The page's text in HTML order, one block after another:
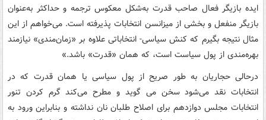
ایده بازیگر فعال صاحب قدرت به‌شکل معکوس ترجمه و حداکثر به‌عنوان
بازیگر منفعل و بخشی از میزانسن انتخابات پذیرفته است. می‌خواهم از این
مثال نتیجه بگیرم که کنش سیاسی- انتخاباتی علاوه بر «زمان‌مندی» نیازمند
بهره‌مندی از پول سیاست است، که همان «قدرت» باشد.»
درحالی حجاریان به طور صریح از پول سیاسی یا همان قدرت که در
انتخابات نقد می‌شود سخن می گوید و مطرح می‌کند گرم کردن تنور
انتخابات مجلس دوازدهم برای اصلاح طلبان نان نداشته و بنابراین ورود به